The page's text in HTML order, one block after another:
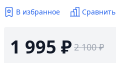
В избранное Сравнить
1 995 ₽ 2 100 ₽